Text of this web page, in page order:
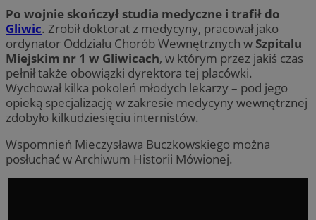
Po wojnie skończył studia medyczne i trafił do
Gliwic. Zrobił doktorat z medycyny, pracował jako
ordynator Oddziału Chorób Wewnętrznych w Szpitalu
Miejskim nr 1 w Gliwicach, w którym przez jakiś czas
pełnił także obowiązki dyrektora tej placówki.
Wychował kilka pokoleń młodych lekarzy – pod jego
opieką specjalizację w zakresie medycyny wewnętrznej
zdobyło kilkudziesięciu internistów.
Wspomnień Mieczysława Buczkowskiego można
posłuchać w Archiwum Historii Mówionej.